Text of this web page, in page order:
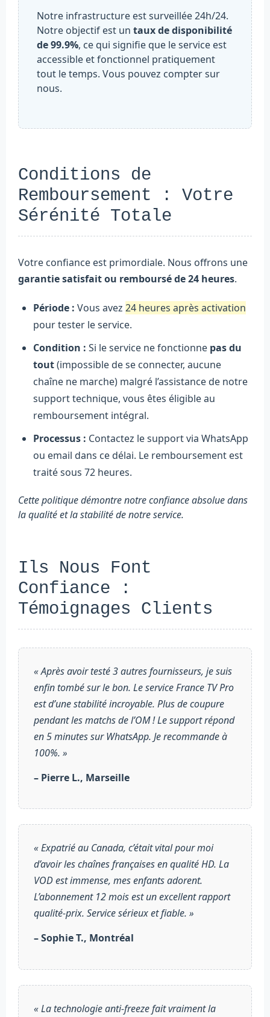
Notre infrastructure est surveillée 24h/24.
Notre objectif est un taux de disponibilité
de 99.9%, ce qui signifie que le service est
accessible et fonctionnel pratiquement
tout le temps. Vous pouvez compter sur
nous.
Conditions de
Remboursement : Votre
Sérénité Totale
Votre confiance est primordiale. Nous offrons une
garantie satisfait ou remboursé de 24 heures.
Période : Vous avez 24 heures après activation
pour tester le service.
Condition : Si le service ne fonctionne pas du
tout(impossible de se connecter, aucune
chaîne ne marche) malgré l’assistance de notre
support technique, vous êtes éligible au
remboursement intégral.
Processus : Contactez le support via WhatsApp
ou email dans ce délai. Le remboursement est
traité sous 72 heures.
Cette politique démontre notre confiance absolue dans
la qualité et la stabilité de notre service.
Ils Nous Font
Confiance :
Témoignages Clients
« Après avoir testé 3 autres fournisseurs, je suis
enfin tombé sur le bon. Le service France TV Pro
est d’une stabilité incroyable. Plus de coupure
pendant les matchs de l’OM ! Le support répond
en 5 minutes sur WhatsApp. Je recommande à
100%. »
– Pierre L., Marseille
« Expatrié au Canada, c’était vital pour moi
d’avoir les chaînes françaises en qualité HD. La
VOD est immense, mes enfants adorent.
L’abonnement 12 mois est un excellent rapport
qualité-prix. Service sérieux et fiable. »
– Sophie T., Montréal
« La technologie anti-freeze fait vraiment la